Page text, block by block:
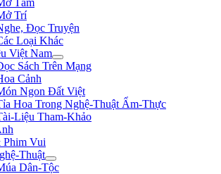
Tâm
Trí
Đọc Truyện
Loại Khác
Việt Nam
Sách Trên Mạng
Cảnh
Ngon Đất Việt
Hoa Trong Nghệ-Thuật Ẩm-Thực
Liệu Tham-Khảo
Vui
Thuật
Dân-Tộc